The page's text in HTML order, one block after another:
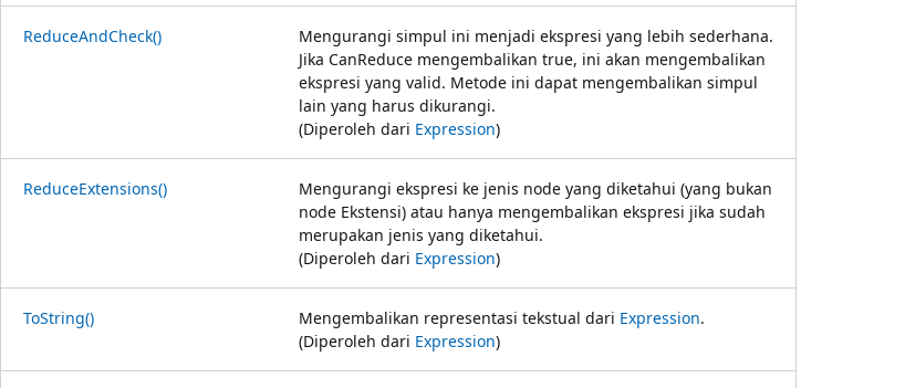
ReduceAndCheck()
Mengurangi simpul ini menjadi ekspresi yang lebih sederhana.
Jika CanReduce mengembalikan true, ini akan mengembalikan
ekspresi yang valid. Metode ini dapat mengembalikan simpul
lain yang harus dikurangi.
(Diperoleh dari Expression)
ReduceExtensions()
Mengurangi ekspresi ke jenis node yang diketahui (yang bukan
node Ekstensi) atau hanya mengembalikan ekspresi jika sudah
merupakan jenis yang diketahui.
(Diperoleh dari Expression)
ToString() Mengembalikan representasi tekstual dari Expression.
(Diperoleh dari Expression)